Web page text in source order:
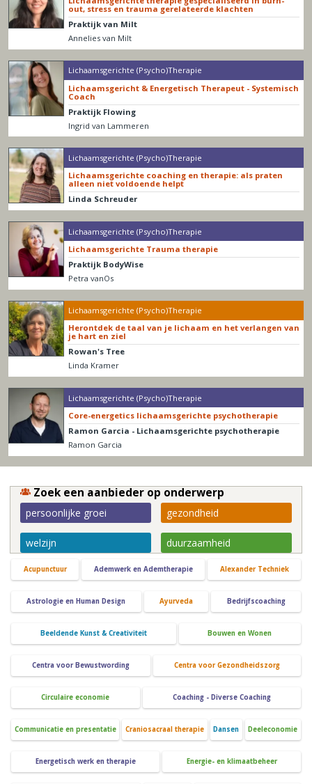
out, stress en trauma gerelateerde klachten
Praktijk van Milt
Annelies van Milt
Lichaamsgerichte (Psycho)Therapie
Lichaamsgericht & Energetisch Therapeut - Systemisch
Coach
Praktijk Flowing
Ingrid van Lammeren
Lichaamsgerichte (Psycho)Therapie
Lichaamsgerichte coaching en therapie: als praten
alleen niet voldoende helpt
Linda Schreuder
Lichaamsgerichte (Psycho)Therapie
Lichaamsgerichte Trauma therapie
Praktijk BodyWise
Petra vanOs
Lichaamsgerichte (Psycho)Therapie
Herontdek de taal van je lichaam en het verlangen van
je hart en ziel
Rowan's Tree
Linda Kramer
Lichaamsgerichte (Psycho)Therapie
Core-energetics lichaamsgerichte psychotherapie
Ramon Garcia - Lichaamsgerichte psychotherapie
Ramon Garcia
Zoek een aanbieder op onderwerp
persoonlijke groei gezondheid
welzijn duurzaamheid
Acupunctuur Ademwerk en Ademtherapie Alexander Techniek
Astrologie en Human Design Ayurveda Bedrijfscoaching
Beeldende Kunst & Creativiteit Bouwen en Wonen
Centra voor Bewustwording Centra voor Gezondheidszorg
Circulaire economie Coaching - Diverse Coaching
Communicatie en presentatie Craniosacraal therapie Dansen Deeleconomie
Energetisch werk en therapie Energie- en klimaatbeheer